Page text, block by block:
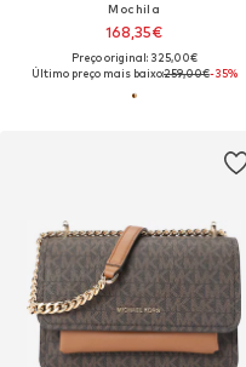
Mochila
168,35€
Preço original: 325,00€
Último preço mais baixo:259,00€-35%